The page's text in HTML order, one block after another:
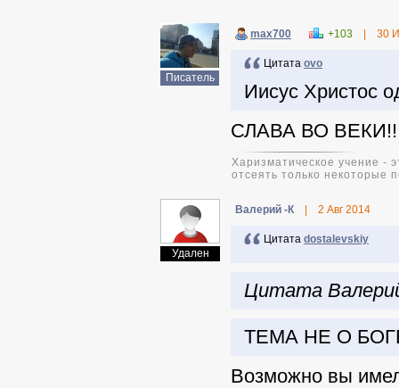
Писатель
max700 +103 30
Цитата ovo
Иисус Христос
СЛАВА ВО
Харизматическое учение -
отсеять только некоторые
Удален
Валерий -К 2 Авг 2014
Цитата dostalevskiy
Цитата
ТЕМА НЕ О
Возможно вы